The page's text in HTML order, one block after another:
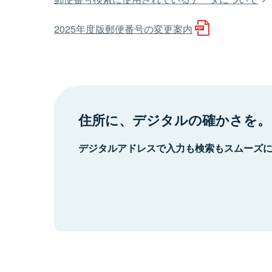
2025年度版郵便番号の変更案内
住所に、デジタルの確かさを。
デジタルアドレスで入力も検索もスムーズ